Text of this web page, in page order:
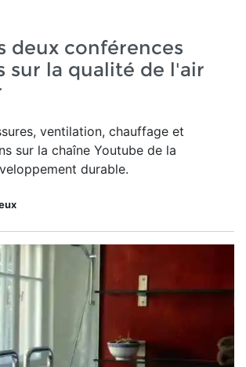
deux conférences
sur la qualité de l'air
ventilation, chauffage et
sur la chaîne Youtube de la
durable.